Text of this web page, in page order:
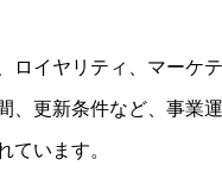
ロイヤリティ、マーケ
、更新条件など、事業
ています。